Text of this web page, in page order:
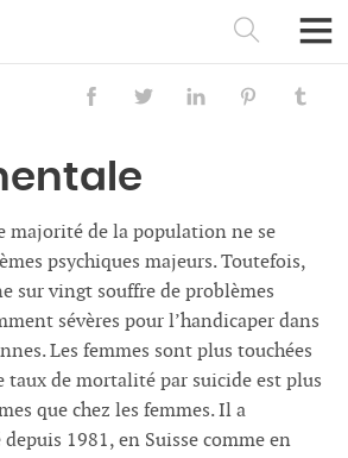
Etat de Santé
et mortalité
externes
majorité de la population ne se
psychiques majeurs. Toutefois,
sur vingt souffre de problèmes
sévères pour l’handicaper dans
Les femmes sont plus touchées
taux de mortalité par suicide est plus
que chez les femmes. Il a
1981, en Suisse comme en